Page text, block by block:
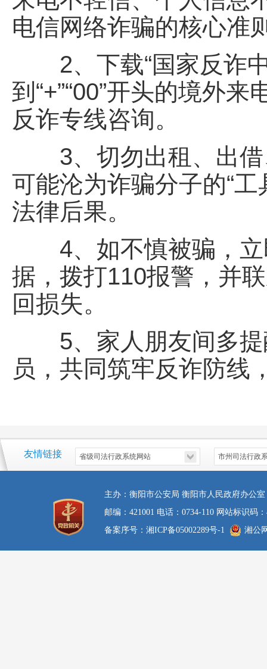
电信网络诈骗的核心准
2、下载“国家反诈中
到“+”“00”开头的境外
反诈专线咨询。
3、切勿出租、出借
可能沦为诈骗分子的“
法律后果。
4、如不慎被骗，立
据，拨打110报警，并
回损失。
5、家人朋友间多提
员，共同筑牢反诈防线
友情链接
主办：衡阳市公安局 衡阳市人民政府办公
邮编：421001 电话：0734-110 网站标识码
备案序号：湘ICP备05002289号-1
湘公